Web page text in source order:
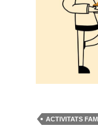
ACTIVITATS